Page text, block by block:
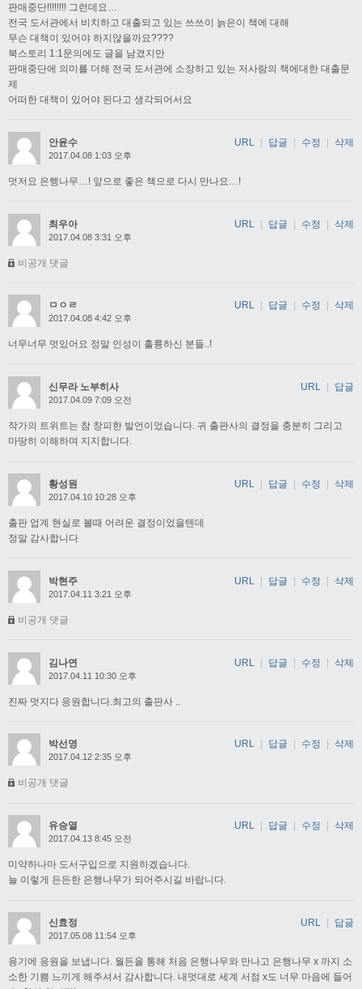
판매중단!!!!!!!! 그런데요…
전국 도서관에서 비치하고 대출되고 있는 쓰쓰이 늙은이 책에 대해
무슨 대책이 있어야 하지않을까요????
북스토리 1:1문의에도 글을 남겼지만
판매중단에 의미를 더해 전국 도서관에 소장하고 있는 저사람의 책에대한 대출문
제
어떠한 대책이 있어야 된다고 생각되어서요
안윤수
2017.04.08 1:03 오후
멋저요 은행나무…! 앞으로 좋은 책으로 다시 만나요…!
URL | 답글 | 수정 | 삭제
최우아
2017.04.08 3:31 오후
비공개 댓글
URL | 답글 | 수정 | 삭제
ㅁㅇㄹ
2017.04.08 4:42 오후
너무너무 멋있어요 정말 인성이 훌륭하신 분들..!
URL 답글 수정 삭제
신무라 노부히사
2017.04.09 7:09 오전
작가의 트위트는 참 창피한 발언이었습니다. 귀 출판사의 결정을 충분히 그리고
마땅히 이해하며 지지합니다.
URL 답글
황성원
2017.04.10 10:28 오후
출판 업계 현실로 볼때 어려운 결정이었을텐데
정말 감사합니다
URL 답글 수정 삭제
박현주
2017.04.11 3:21 오후
비공개 댓글
URL | 답글 | 수정 | 삭제
김나연
2017.04.11 10:30 오후
진짜 멋지다 응원합니다.최고의 출판사 ..
URL | 답글 | 수정 | 삭제
박선영
2017.04.12 2:35 오후
비공개 댓글
URL 답글 수정 삭제
유승열
2017.04.13 8:45 오전
미약하나마 도서구입으로 지원하겠습니다.
늘 이렇게 든든한 은행나무가 되어주시길 바랍니다.
URL 답글 수정 삭제
신효정
2017.05.08 11:54 오후
용기에 응원을 보냅니다. 월든을 통해 처음 은행나무와 만나고 은행나무 x 까지 소
소한 기쁨 느끼게 해주셔서 감사합니다. 내멋대로 세계 서점 x도 너무 마음에 들어
URL 답글